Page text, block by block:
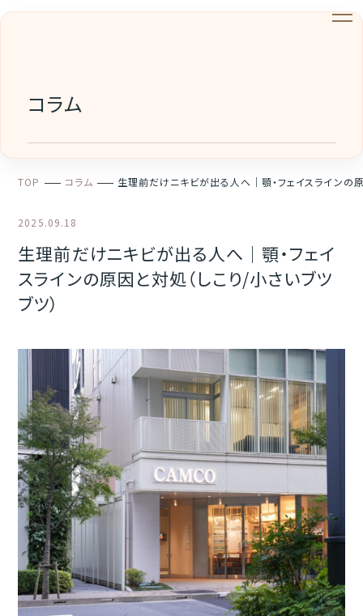
コラム
TOP コラム 生理前だけニキビが出る人へ｜顎・フェイスラインの
2025.09.18
生理前だけニキビが出る人へ｜顎・フェイ
スラインの原因と対処（しこり/小さいブツ
ブツ）